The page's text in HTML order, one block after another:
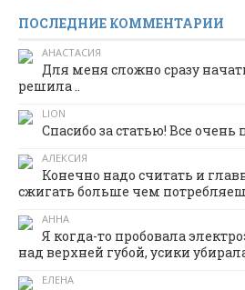
ПОСЛЕДНИЕ КОММЕНТАРИИ
АНАСТАСИЯ
Для меня сложно сразу
решила ..
LION
Спасибо за статью! Все очень
АЛЕКСИЯ
Конечно надо считать и
сжигать больше чем
АННА
Я когда-то пробовала
над верхней губой, усики
ЕЛЕНА